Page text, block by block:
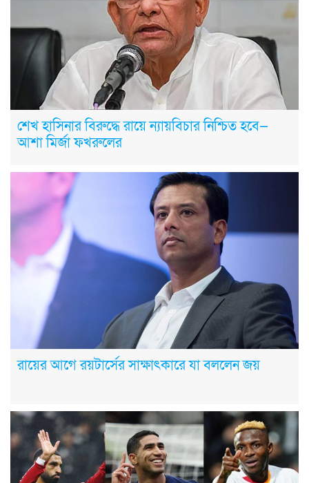
শেখ হাসিনার বিরুদ্ধে রায়ে ন্যায়বিচার নিশ্চিত হবে—
আশা মির্জা ফখরুলের
রায়ের আগে রয়টার্সের সাক্ষাৎকারে যা বললেন জয়